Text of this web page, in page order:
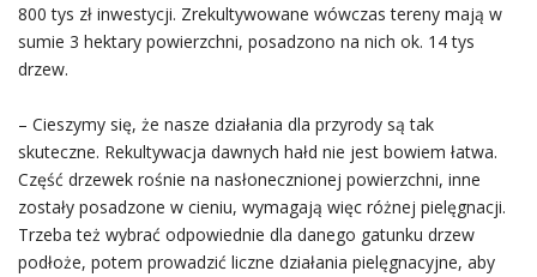
800 tys zł inwestycji. Zrekultywowane wówczas tereny mają w
sumie 3 hektary powierzchni, posadzono na nich ok. 14 tys
drzew.
– Cieszymy się, że nasze działania dla przyrody są tak
skuteczne. Rekultywacja dawnych hałd nie jest bowiem łatwa.
Część drzewek rośnie na nasłonecznionej powierzchni, inne
zostały posadzone w cieniu, wymagają więc różnej pielęgnacji.
Trzeba też wybrać odpowiednie dla danego gatunku drzew
podłoże, potem prowadzić liczne działania pielęgnacyjne, aby